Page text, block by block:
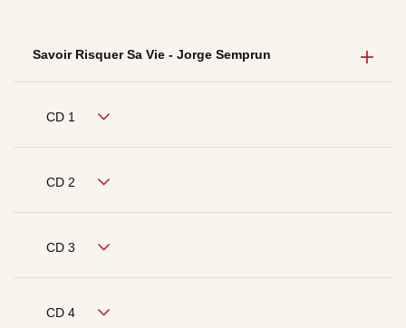
Savoir Risquer Sa Vie - Jorge Semprun
CD 1
CD 2
CD 3
CD 4